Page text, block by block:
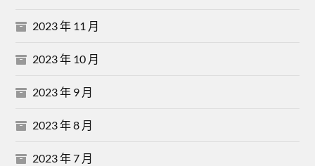
2023 年 11 月
2023 年 10 月
2023 年 9 月
2023 年 8 月
2023 年 7 月